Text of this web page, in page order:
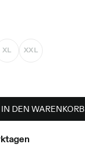
XL XXL
IN DEN WARENKORB